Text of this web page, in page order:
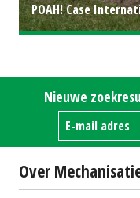
POAH! Case
Nieuwe
Over